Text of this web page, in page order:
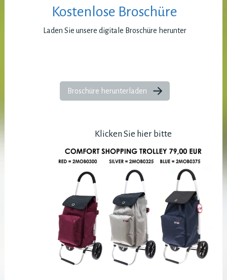
Kostenlose Broschüre
Laden Sie unsere digitale Broschüre herunter
Broschüre herunterladen
Klicken Sie hier bitte